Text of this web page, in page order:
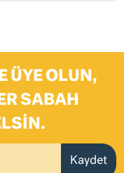
ÜYE OLUN,
SABAH
Kaydet